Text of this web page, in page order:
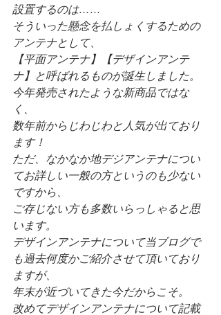
設置するのは……
そういった懸念を払しょくするための
アンテナとして、
【平面アンテナ】【デザインアンテ
ナ】と呼ばれるものが誕生しました。
今年発売されたような新商品ではな
く、
数年前からじわじわと人気が出ており
ます！
ただ、なかなか地デジアンテナについ
てお詳しい一般の方というのも少ない
ですから、
ご存じない方も多数いらっしゃると思
います。
デザインアンテナについて当ブログで
も過去何度かご紹介させて頂いており
ますが、
年末が近づいてきた今だからこそ。
改めてデザインアンテナについて記載